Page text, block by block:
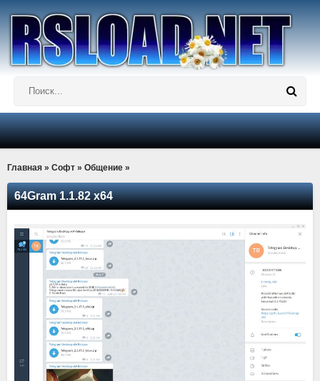
Главная » Софт » Общение »
64Gram 1.1.82 x64